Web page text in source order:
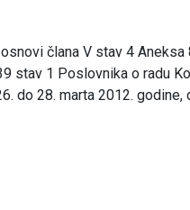
člana V stav 4
stav 1 Poslovnika o radu
do 28. marta 2012. godine,